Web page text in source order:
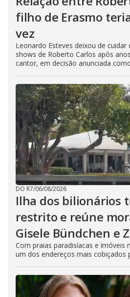
filho de Erasmo
vez
Leonardo Esteves deixou de
shows de Roberto Carlos após
cantor, em decisão anunciada
DO R7/06/08/2026
Ilha dos bilionários
restrito e reúne
Gisele Bündchen e
Com praias paradisíacas e imóveis
um dos endereços mais cobiçados